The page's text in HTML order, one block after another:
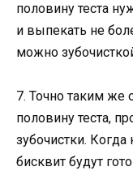
половину теста
и выпекать не
можно
7. Точно таким же
половину теста,
зубочистки.
бисквит будут